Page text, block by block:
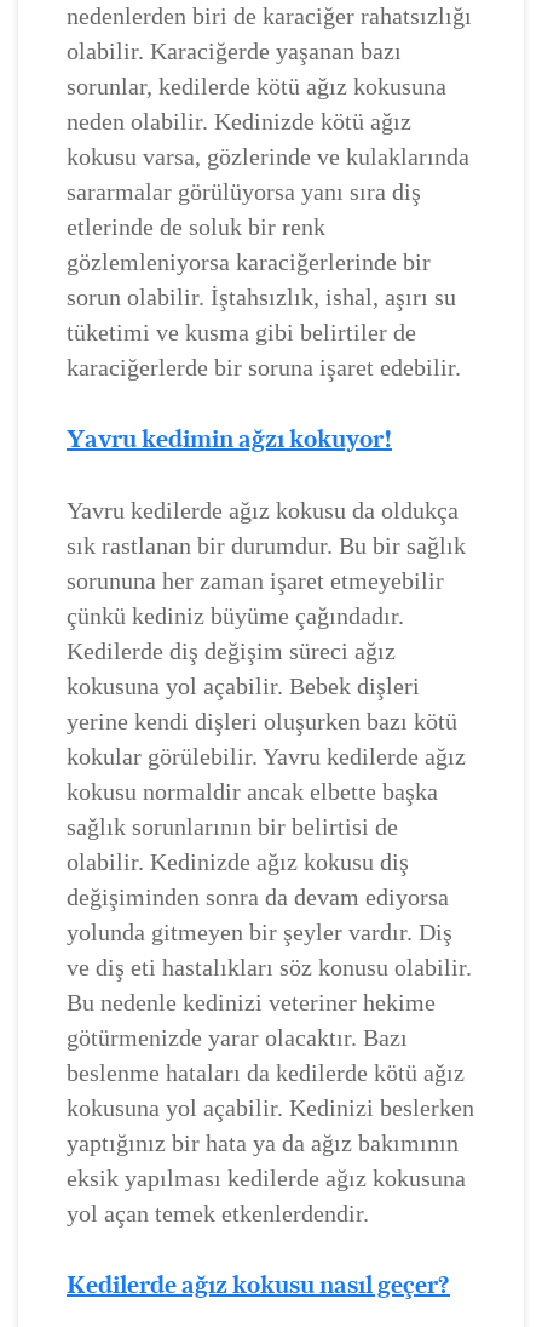
nedenlerden biri de karaciğer rahatsızlığı
olabilir. Karaciğerde yaşanan bazı
sorunlar, kedilerde kötü ağız kokusuna
neden olabilir. Kedinizde kötü ağız
kokusu varsa, gözlerinde ve kulaklarında
sararmalar görülüyorsa yanı sıra diş
etlerinde de soluk bir renk
gözlemleniyorsa karaciğerlerinde bir
sorun olabilir. İştahsızlık, ishal, aşırı su
tüketimi ve kusma gibi belirtiler de
karaciğerlerde bir soruna işaret edebilir.
Yavru kedimin ağzı kokuyor!
Yavru kedilerde ağız kokusu da oldukça
sık rastlanan bir durumdur. Bu bir sağlık
sorununa her zaman işaret etmeyebilir
çünkü kediniz büyüme çağındadır.
Kedilerde diş değişim süreci ağız
kokusuna yol açabilir. Bebek dişleri
yerine kendi dişleri oluşurken bazı kötü
kokular görülebilir. Yavru kedilerde ağız
kokusu normaldir ancak elbette başka
sağlık sorunlarının bir belirtisi de
olabilir. Kedinizde ağız kokusu diş
değişiminden sonra da devam ediyorsa
yolunda gitmeyen bir şeyler vardır. Diş
ve diş eti hastalıkları söz konusu olabilir.
Bu nedenle kedinizi veteriner hekime
götürmenizde yarar olacaktır. Bazı
beslenme hataları da kedilerde kötü ağız
kokusuna yol açabilir. Kedinizi beslerken
yaptığınız bir hata ya da ağız bakımının
eksik yapılması kedilerde ağız kokusuna
yol açan temek etkenlerdendir.
Kedilerde ağız kokusu nasıl geçer?